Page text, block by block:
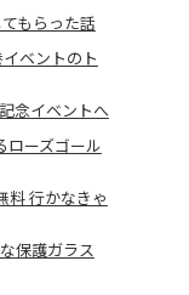
もらった話
ベントのト
念イベントへ
ローズゴール
料 行かなきゃ
保護ガラス